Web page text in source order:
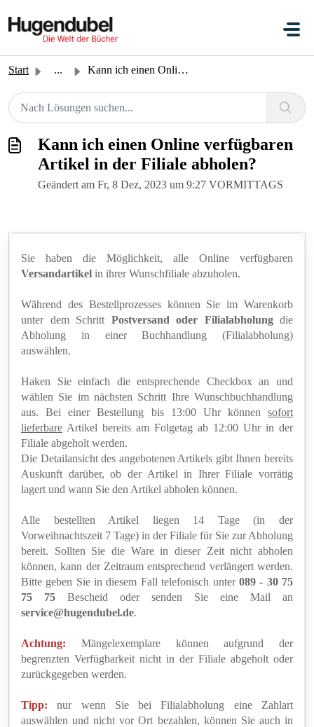
Start ... Kann ich einen Online verfügbaren Artikel in der Filiale ...
Kann ich einen Online verfügbaren
Artikel in der Filiale abholen?
Geändert am Fr, 8 Dez, 2023 um 9:27 VORMITTAGS
Sie haben die Möglichkeit, alle Online verfügbaren
Versandartikel in ihrer Wunschfiliale abzuholen.
Während des Bestellprozesses können Sie im Warenkorb
unter dem Schritt Postversand oder Filialabholungdie
Abholung in einer Buchhandlung (Filialabholung)
auswählen.
Haken Sie einfach die entsprechende Checkbox an und
wählen Sie im nächsten Schritt Ihre Wunschbuchhandlung
aus. Bei einer Bestellung bis 13:00 Uhr können sofort
lieferbare Artikel bereits am Folgetag ab 12:00 Uhr in der
Filiale abgeholt werden.
Die Detailansicht des angebotenen Artikels gibt Ihnen bereits
Auskunft darüber, ob der Artikel in Ihrer Filiale vorrätig
lagert und wann Sie den Artikel abholen können.
Alle bestellten Artikel liegen 14 Tage (in der
Vorweihnachtszeit 7 Tage) in der Filiale für Sie zur Abholung
bereit. Sollten Sie die Ware in dieser Zeit nicht abholen
können, kann der Zeitraum entsprechend verlängert werden.
Bitte geben Sie in diesem Fall telefonisch unter 089 - 30 75
75 75 Bescheid oder senden Sie eine Mail an
service@hugendubel.de.
Achtung: Mängelexemplare können aufgrund der
begrenzten Verfügbarkeit nicht in der Filiale abgeholt oder
zurückgegeben werden.
Tipp: nur wenn Sie bei Filialabholung eine Zahlart
auswählen und nicht vor Ort bezahlen, können Sie auch in